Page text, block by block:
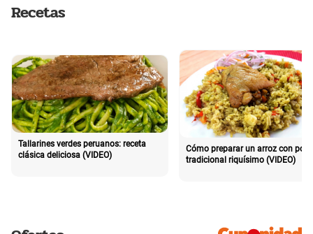
Recetas
Tallarines verdes peruanos: receta
clásica deliciosa (VIDEO)
Cómo preparar un arroz con pollo
tradicional riquísimo (VIDEO)